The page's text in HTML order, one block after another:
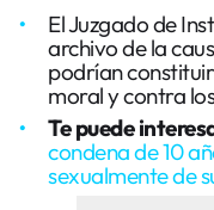
El Juzgado de
archivo de la
podrían
moral y contra
Te puede
condena de 10
sexualmente de